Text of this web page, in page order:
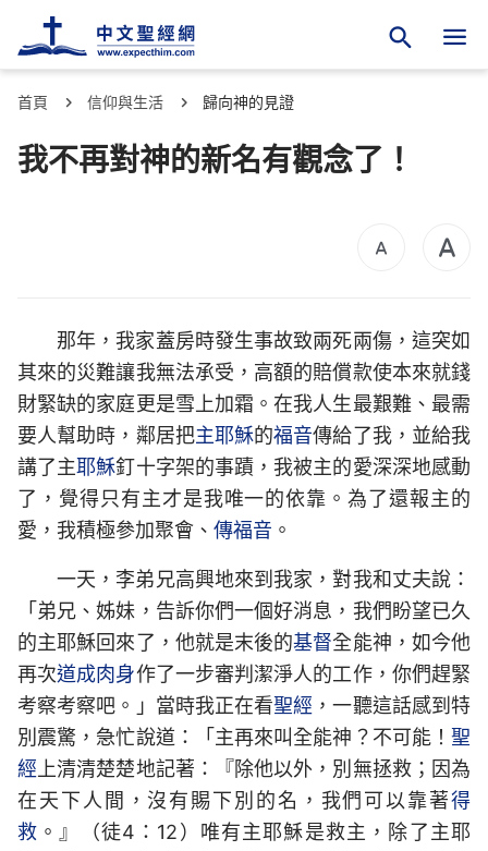
首頁 信仰與生活 歸向神的見證
我不再對神的新名有觀念了！
那年，我家蓋房時發生事故致兩死兩傷，這突如
其來的災難讓我無法承受，高額的賠償款使本來就錢
財緊缺的家庭更是雪上加霜。在我人生最艱難、最需
要人幫助時，鄰居把主耶穌的福音傳給了我，並給我
講了主耶穌釘十字架的事蹟，我被主的愛深深地感動
了，覺得只有主才是我唯一的依靠。為了還報主的
愛，我積極參加聚會、 傳福音 。
一天，李弟兄高興地來到我家，對我和丈夫說：
「弟兄、姊妹，告訴你們一個好消息，我們盼望已久
的主耶穌回來了，他就是末後的基督全能神，如今他
再次道成肉身作了一步審判潔淨人的工作，你們趕緊
考察考察吧。」當時我正在看聖經 ，一聽這話感到特
別震驚，急忙說道：「主再來叫全能神？不可能！ 聖
經 上清清楚楚地記著：『除他以外，別無拯救；因為
在天下人間，沒有賜下別的名，我們可以靠著得
救 。』（徒4：12）唯有主耶穌是救主，除了主耶